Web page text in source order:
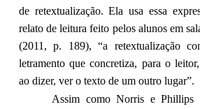
de retextualização. Ela usa essa
relato de leitura feito pelos alunos em
(2011, p. 189), “a retextualização
letramento que concretiza, para o
ao dizer, ver o texto de um outro lugar”.
Assim como Norris e Phillips